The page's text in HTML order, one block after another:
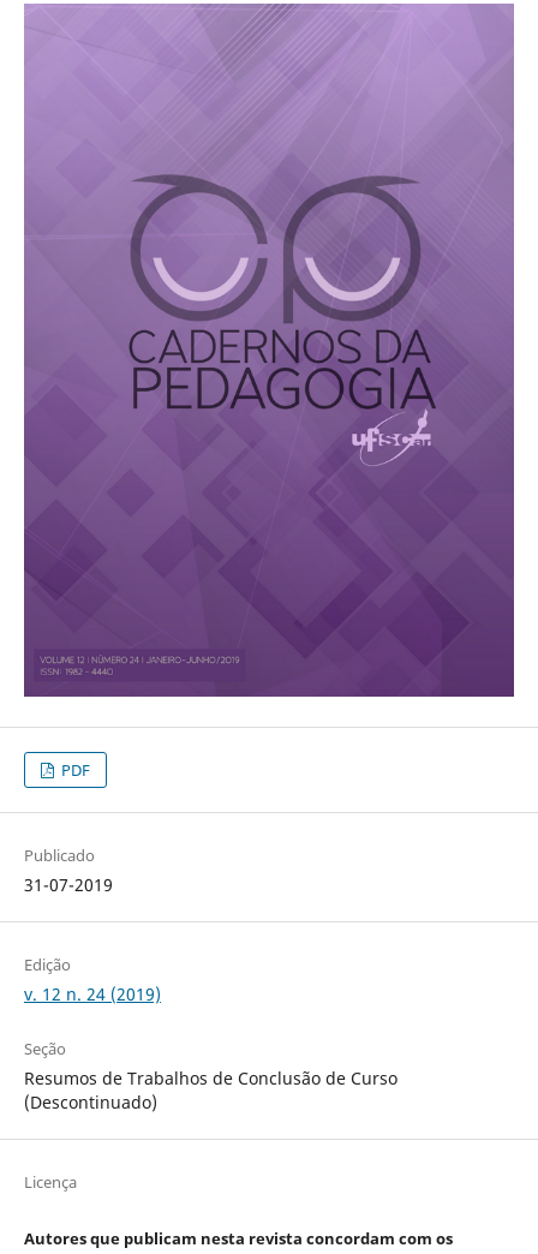
PDF
Publicado
31-07-2019
Edição
v. 12 n. 24 (2019)
Seção
Resumos de Trabalhos de Conclusão de Curso
(Descontinuado)
Licença
Autores que publicam nesta revista concordam com os